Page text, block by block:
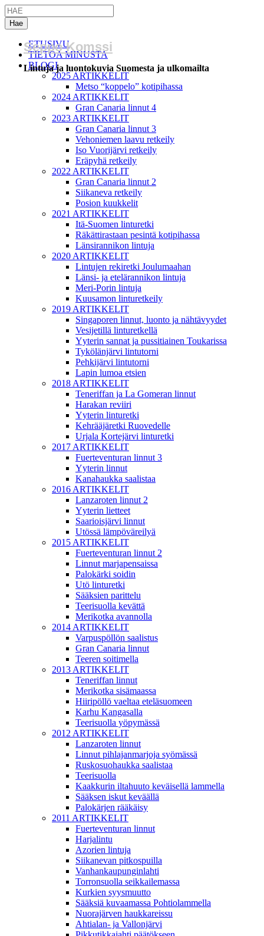
ETUSIVU
TIETOA MINUSTA
BLOGI
2025 ARTIKKELIT
Metso “koppelo” kotipihassa
2024 ARTIKKELIT
Gran Canaria linnut 4
2023 ARTIKKELIT
Gran Canaria linnut 3
Vehoniemen laavu retkeily
Iso Vuorijärvi retkeily
Eräpyhä retkeily
2022 ARTIKKELIT
Gran Canaria linnut 2
Siikaneva retkeily
Posion kuukkelit
2021 ARTIKKELIT
Itä-Suomen linturetki
Räkättirastaan pesintä kotipihassa
Länsirannikon lintuja
2020 ARTIKKELIT
Lintujen rekiretki Joulumaahan
Länsi- ja etelärannikon lintuja
Meri-Porin lintuja
Kuusamon linturetkeily
2019 ARTIKKELIT
Singaporen linnut, luonto ja nähtävyydet
Vesijetillä linturetkellä
Yyterin sannat ja pussitiainen Toukarissa
Tykölänjärvi lintutorni
Pehkijärvi lintutorni
Lapin lumoa etsien
2018 ARTIKKELIT
Teneriffan ja La Gomeran linnut
Harakan reviiri
Yyterin linturetki
Kehrääjäretki Ruovedelle
Urjala Kortejärvi linturetki
2017 ARTIKKELIT
Fuerteventuran linnut 3
Yyterin linnut
Kanahaukka saalistaa
2016 ARTIKKELIT
Lanzaroten linnut 2
Yyterin lietteet
Saarioisjärvi linnut
Utössä lämpöväreilyä
2015 ARTIKKELIT
Fuerteventuran linnut 2
Linnut marjapensaissa
Palokärki soidin
Utö linturetki
Sääksien parittelu
Teerisuolla kevättä
Merikotka avannolla
2014 ARTIKKELIT
Varpuspöllön saalistus
Gran Canaria linnut
Teeren soitimella
2013 ARTIKKELIT
Teneriffan linnut
Merikotka sisämaassa
Hiiripöllö vaeltaa eteläsuomeen
Karhu Kangasalla
Teerisuolla yöpymässä
2012 ARTIKKELIT
Lanzaroten linnut
Linnut pihlajanmarjoja syömässä
Ruskosuohaukka saalistaa
Teerisuolla
Kaakkurin iltahuuto keväisellä lammella
Sääksen iskut keväällä
Palokärjen rääkäisy
2011 ARTIKKELIT
Fuerteventuran linnut
Harjalintu
Azorien lintuja
Siikanevan pitkospuilla
Vanhankaupunginlahti
Torronsuolla seikkailemassa
Kurkien syysmuutto
Sääksiä kuvaamassa Pohtiolammella
Nuorajärven haukkareissu
Ahtialan- ja Vallonjärvi
Seppo Komssi
Lintuja ja luontokuvia Suomesta ja ulkomailta